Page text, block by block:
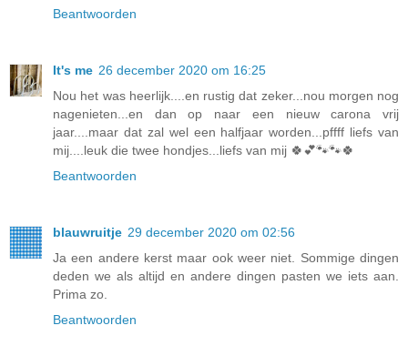
Beantwoorden
It's me 26 december 2020 om 16:25
Nou het was heerlijk....en rustig dat zeker...nou morgen nog
nagenieten...en dan op naar een nieuw carona vrij
jaar....maar dat zal wel een halfjaar worden...pffff liefs van
mij....leuk die twee hondjes...liefs van mij 🍀💕🐾🐾🍀
Beantwoorden
blauwruitje 29 december 2020 om 02:56
Ja een andere kerst maar ook weer niet. Sommige dingen
deden we als altijd en andere dingen pasten we iets aan.
Prima zo.
Beantwoorden